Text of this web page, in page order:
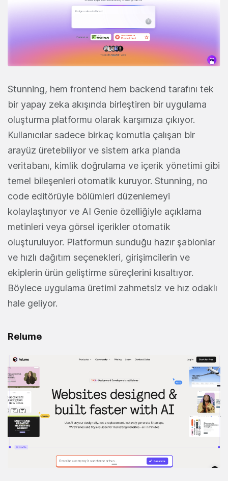
Stunning, hem frontend hem backend tarafını tek
bir yapay zeka akışında birleştiren bir uygulama
oluşturma platformu olarak karşımıza çıkıyor.
Kullanıcılar sadece birkaç komutla çalışan bir
arayüz üretebiliyor ve sistem arka planda
veritabanı, kimlik doğrulama ve içerik yönetimi gibi
temel bileşenleri otomatik kuruyor. Stunning, no
code editörüyle bölümleri düzenlemeyi
kolaylaştırıyor ve AI Genie özelliğiyle açıklama
metinleri veya görsel içerikler otomatik
oluşturuluyor. Platformun sunduğu hazır şablonlar
ve hızlı dağıtım seçenekleri, girişimcilerin ve
ekiplerin ürün geliştirme süreçlerini kısaltıyor.
Böylece uygulama üretimi zahmetsiz ve hız odaklı
hale geliyor.
Relume